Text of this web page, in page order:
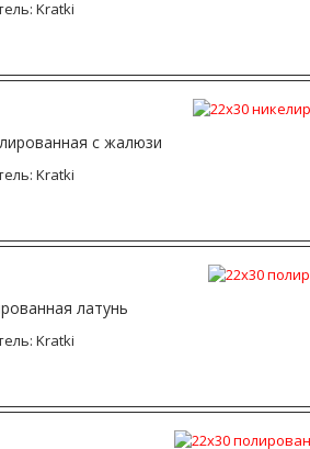
Kratki
с жалюзи
Kratki
латунь
Kratki